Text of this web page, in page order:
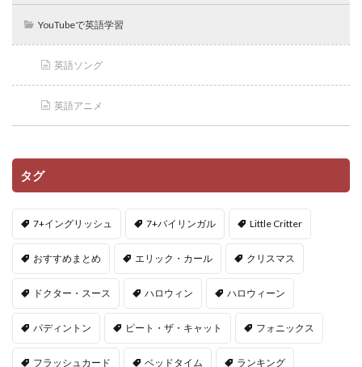
YouTubeで英語学習
英語ソング
英語アニメ
タグ
7+イングリッシュ 7+バイリンガル Little Critter
おすすめまとめ エリック・カール クリスマス
ドクター・スース ハロウィン ハロウィーン
パディントン ピート・ザ・キャット フォニックス
フラッシュカード ベッドタイム ランキング